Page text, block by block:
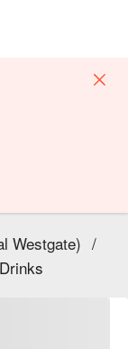
Westgate) /